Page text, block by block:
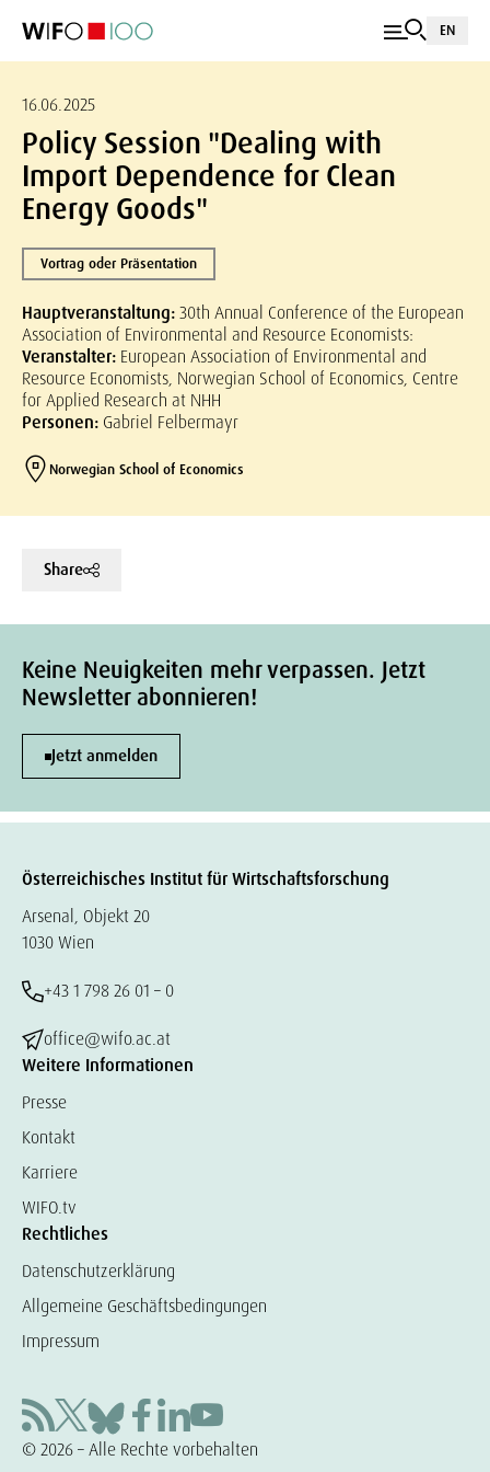
EN
16.06.2025
Policy Session "Dealing with
Import Dependence for Clean
Energy Goods"
Vortrag oder Präsentation
Hauptveranstaltung:30th Annual Conference of the European
Association of Environmental and Resource Economists:
Veranstalter: European Association of Environmental and
Resource Economists, Norwegian School of Economics, Centre
for Applied Research at NHH
Personen: Gabriel Felbermayr
Norwegian School of Economics
Share
Keine Neuigkeiten mehr verpassen. Jetzt
Newsletter abonnieren!
Jetzt anmelden
Österreichisches Institut für Wirtschaftsforschung
Arsenal, Objekt 20
1030 Wien
+43 1 798 26 01 – 0
office@wifo.ac.at
Weitere Informationen
Presse
Kontakt
Karriere
WIFO.tv
Rechtliches
Datenschutzerklärung
Allgemeine Geschäftsbedingungen
Impressum
© 2026 – Alle Rechte vorbehalten